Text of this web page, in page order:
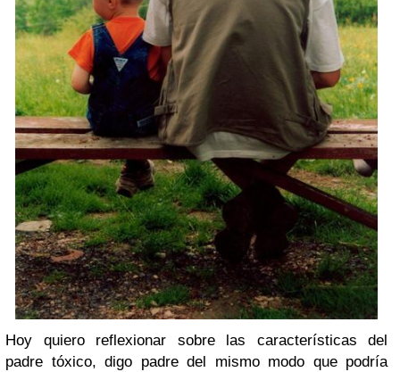
Hoy quiero reflexionar sobre las características del
padre tóxico, digo padre del mismo modo que podría